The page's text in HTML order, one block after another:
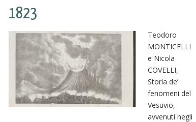
1823
Teodoro
MONTICELLI
e Nicola
COVELLI,
Storia de’
fenomeni del
Vesuvio,
avvenuti negli